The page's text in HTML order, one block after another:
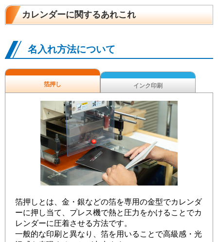
カレンダーに関するあれこれ
名入れ方法について
箔押し インク印刷
箔押しとは、金・銀などの箔を専用の金型でカレンダ
ーに押し当て、プレス機で熱と圧力をかけることでカ
レンダーに圧着させる方法です。
一般的な印刷と異なり、箔を用いることで高級感・光